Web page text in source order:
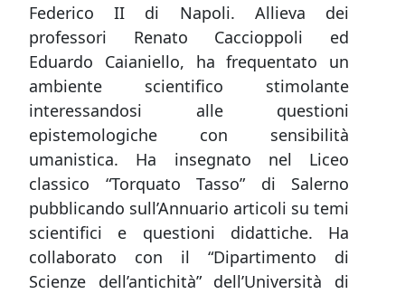
Federico II di Napoli. Allieva dei
professori Renato Caccioppoli ed
Eduardo Caianiello, ha frequentato un
ambiente scientifico stimolante
interessandosi alle questioni
epistemologiche con sensibilità
umanistica. Ha insegnato nel Liceo
classico “Torquato Tasso” di Salerno
pubblicando sull’Annuario articoli su temi
scientifici e questioni didattiche. Ha
collaborato con il “Dipartimento di
Scienze dell’antichità” dell’Università di